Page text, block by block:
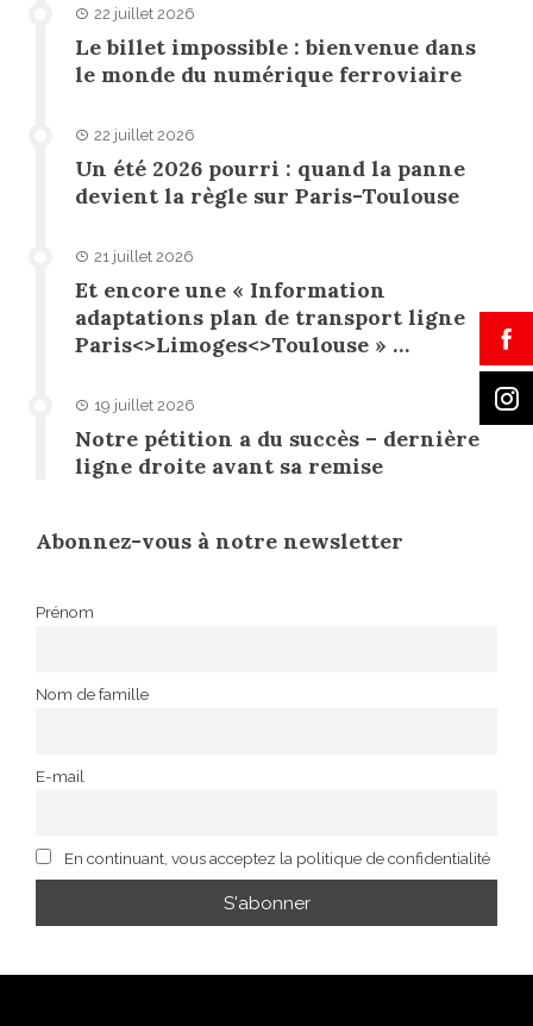
22 juillet 2026
Le billet impossible : bienvenue dans
le monde du numérique ferroviaire
22 juillet 2026
Un été 2026 pourri : quand la panne
devient la règle sur Paris-Toulouse
21 juillet 2026
Et encore une « Information
adaptations plan de transport ligne
Paris<>Limoges<>Toulouse » …
19 juillet 2026
Notre pétition a du succès – dernière
ligne droite avant sa remise
Abonnez-vous à notre newsletter
Prénom
Nom de famille
E-mail
En continuant, vous acceptez la politique de confidentialité